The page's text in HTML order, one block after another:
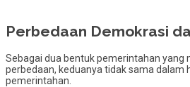
Perbedaan Demokrasi
Sebagai dua bentuk pemerintahan yang
perbedaan, keduanya tidak sama dalam
pemerintahan.